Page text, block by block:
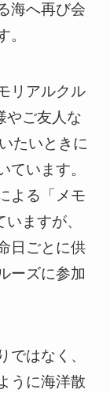
海へ再び会
。
リアルクル
やご友人な
たいときに
ています。
よる「メモ
ますが、
日ごとに供
ーズに参加
はなく、
うに海洋散